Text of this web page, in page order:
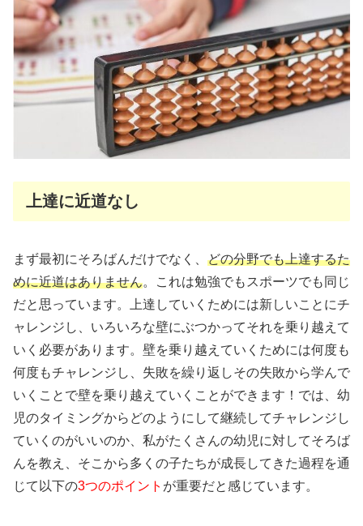
上達に近道なし
まず最初にそろばんだけでなく、 どの分野でも上達するた
めに近道はありません。これは勉強でもスポーツでも同じ
だと思っています。上達していくためには新しいことにチ
ャレンジし、いろいろな壁にぶつかってそれを乗り越えて
いく必要があります。壁を乗り越えていくためには何度も
何度もチャレンジし、失敗を繰り返しその失敗から学んで
いくことで壁を乗り越えていくことができます！では、幼
児のタイミングからどのようにして継続してチャレンジし
ていくのがいいのか、私がたくさんの幼児に対してそろば
んを教え、そこから多くの子たちが成長してきた過程を通
じて以下の3つのポイント が重要だと感じています。